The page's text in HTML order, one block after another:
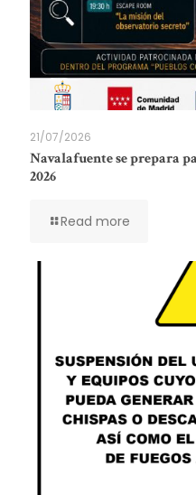
21/07/2026
Navalafuente se prepara
2026
Read more